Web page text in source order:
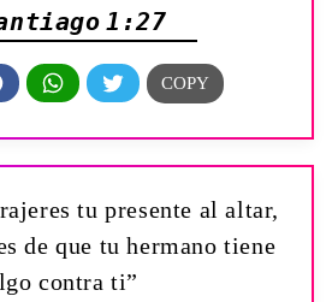
1:27
tu presente al altar,
de que tu hermano tiene
contra ti”